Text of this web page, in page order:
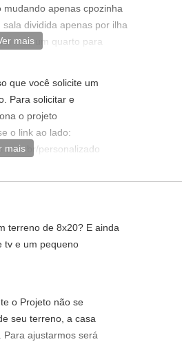
apenas cpozinha
dividida apenas por ilha
mas um quarto para
desta forma que esta eo
de um quarto com sala
x 15 total 150 metros
fazem calculo de material
para fora do primeiro
tem numero de crea
mais
que você solicite um
Para solicitar e
o projeto
o link ao lado:
personalizado
conosco (93
mais
terreno de 8x20? E ainda
tv e um pequeno
o Projeto não se
seu terreno, a casa
ajustarmos será